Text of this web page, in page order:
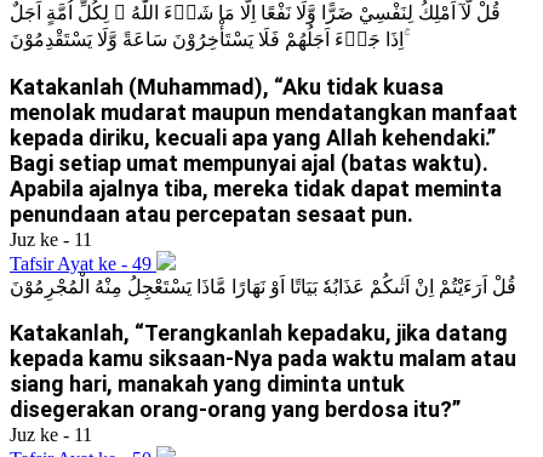
قُلْ لَّآ اَمْلِكُ لِنَفْسِيْ ضَرًّا وَّلَا نَفْعًا اِلَّا مَا شَاۤءَ اللّٰهُ ۗ لِكُلِّ اُمَّةٍ اَجَلٌ
ۚاِذَا جَاۤءَ اَجَلُهُمْ فَلَا يَسْتَأْخِرُوْنَ سَاعَةً وَّلَا يَسْتَقْدِمُوْنَ
Katakanlah (Muhammad), “Aku tidak kuasa
menolak mudarat maupun mendatangkan manfaat
kepada diriku, kecuali apa yang Allah kehendaki.”
Bagi setiap umat mempunyai ajal (batas waktu).
Apabila ajalnya tiba, mereka tidak dapat meminta
penundaan atau percepatan sesaat pun.
Juz ke - 11
Tafsir Ayat ke - 49
قُلْ اَرَءَيْتُمْ اِنْ اَتٰىكُمْ عَذَابُهٗ بَيَاتًا اَوْ نَهَارًا مَّاذَا يَسْتَعْجِلُ مِنْهُ الْمُجْرِمُوْنَ
Katakanlah, “Terangkanlah kepadaku, jika datang
kepada kamu siksaan-Nya pada waktu malam atau
siang hari, manakah yang diminta untuk
disegerakan orang-orang yang berdosa itu?”
Juz ke - 11